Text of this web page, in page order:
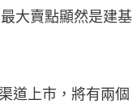
大賣點顯然是建基
道上市，將有兩個